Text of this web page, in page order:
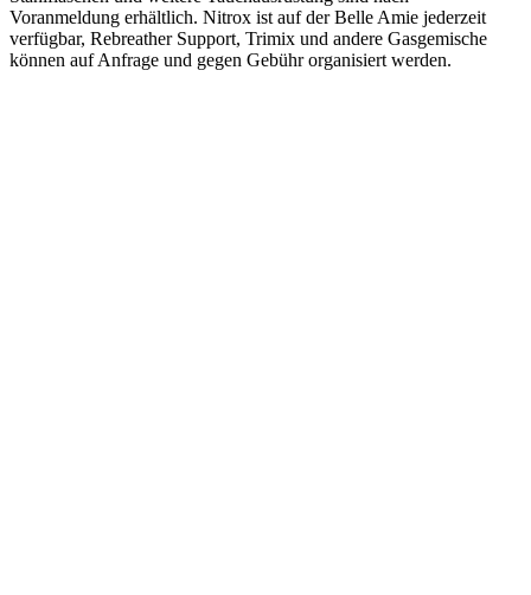
Voranmeldung erhältlich. Nitrox ist auf der Belle Amie jederzeit
verfügbar, Rebreather Support, Trimix und andere Gasgemische
können auf Anfrage und gegen Gebühr organisiert werden.